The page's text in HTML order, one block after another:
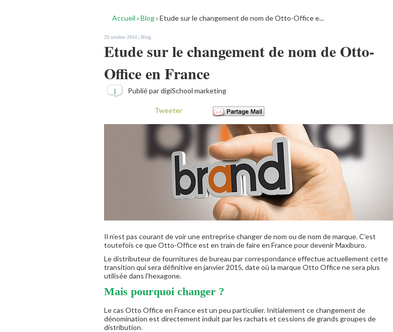
Accueil › Blog› Etude sur le changement de nom de Otto-Office e...
29 octobre 2014 | Blog
Etude sur le changement de nom de Otto-
Office en France
Publié par digiSchool marketing
1
Tweeter
Il n’est pas courant de voir une entreprise changer de nom ou de nom de marque. C’est
toutefois ce que Otto-Office est en train de faire en France pour devenir Maxiburo.
Le distributeur de fournitures de bureau par correspondance effectue actuellement cette
transition qui sera définitive en janvier 2015, date où la marque Otto Office ne sera plus
utilisée dans l’hexagone.
Mais pourquoi changer ?
Le cas Otto Office en France est un peu particulier. Initialement ce changement de
dénomination est directement induit par les rachats et cessions de grands groupes de
distribution.